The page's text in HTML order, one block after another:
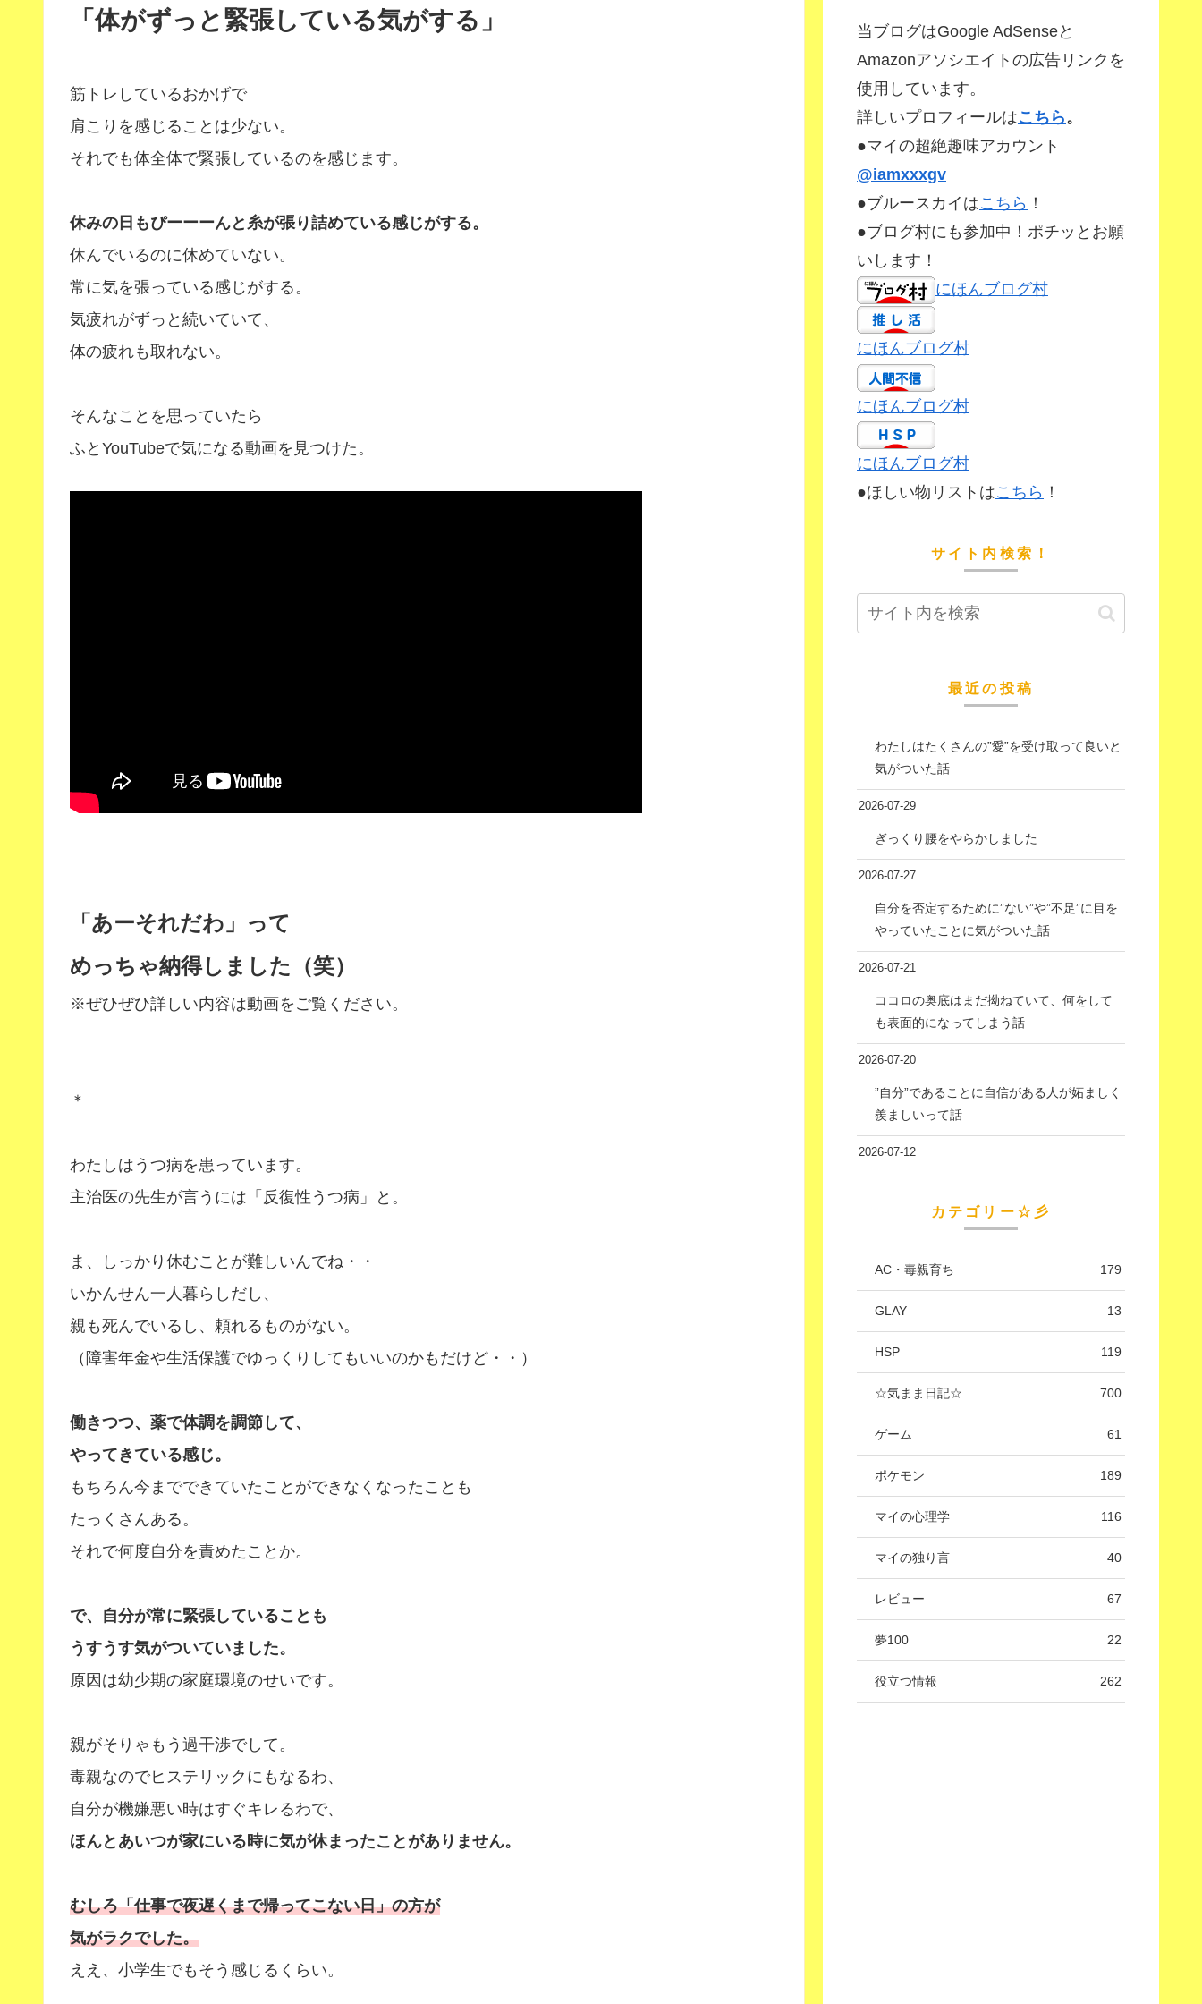
「体がずっと緊張している気がする」
筋トレしているおかげで
肩こりを感じることは少ない。
それでも体全体で緊張しているのを感じます。
休みの日もぴーーーんと糸が張り詰めている感じがする。
休んでいるのに休めていない。
常に気を張っている感じがする。
気疲れがずっと続いていて、
体の疲れも取れない。
そんなことを思っていたら
ふとYouTubeで気になる動画を見つけた。
「あーそれだわ」って
めっちゃ納得しました（笑）
※ぜひぜひ詳しい内容は動画をご覧ください。
＊
わたしはうつ病を患っています。
主治医の先生が言うには「反復性うつ病」と。
ま、しっかり休むことが難しいんでね・・
いかんせん一人暮らしだし、
親も死んでいるし、頼れるものがない。
（障害年金や生活保護でゆっくりしてもいいのかもだけど・・）
働きつつ、薬で体調を調節して、
やってきている感じ。
もちろん今までできていたことができなくなったことも
たっくさんある。
それで何度自分を責めたことか。
で、自分が常に緊張していることも
うすうす気がついていました。
原因は幼少期の家庭環境のせいです。
親がそりゃもう過干渉でして。
毒親なのでヒステリックにもなるわ、
自分が機嫌悪い時はすぐキレるわで、
ほんとあいつが家にいる時に気が休まったことがありません。
むしろ「仕事で夜遅くまで帰ってこない日」の方が
気がラクでした。
ええ、小学生でもそう感じるくらい。
当ブログはGoogle AdSenseと
Amazonアソシエイトの広告リンクを
使用しています。
詳しいプロフィールはこちら。
●マイの超絶趣味アカウント
@iamxxxgv
●ブルースカイはこちら ！
●ブログ村にも参加中！ポチッとお願
いします！
にほんブログ村
にほんブログ村
にほんブログ村
にほんブログ村
●ほしい物リストはこちら ！
サイト内検索！
最近の投稿
わたしはたくさんの”愛”を受け取って良いと
気がついた話
2026-07-29
ぎっくり腰をやらかしました
2026-07-27
自分を否定するために”ない”や”不足”に目を
やっていたことに気がついた話
2026-07-21
ココロの奥底はまだ拗ねていて、何をして
も表面的になってしまう話
2026-07-20
”自分”であることに自信がある人が妬ましく
羨ましいって話
2026-07-12
カテゴリー☆彡
AC・毒親育ち 179
GLAY 13
HSP 119
☆気まま日記☆ 700
ゲーム 61
ポケモン 189
マイの心理学 116
マイの独り言 40
レビュー 67
夢100 22
役立つ情報 262